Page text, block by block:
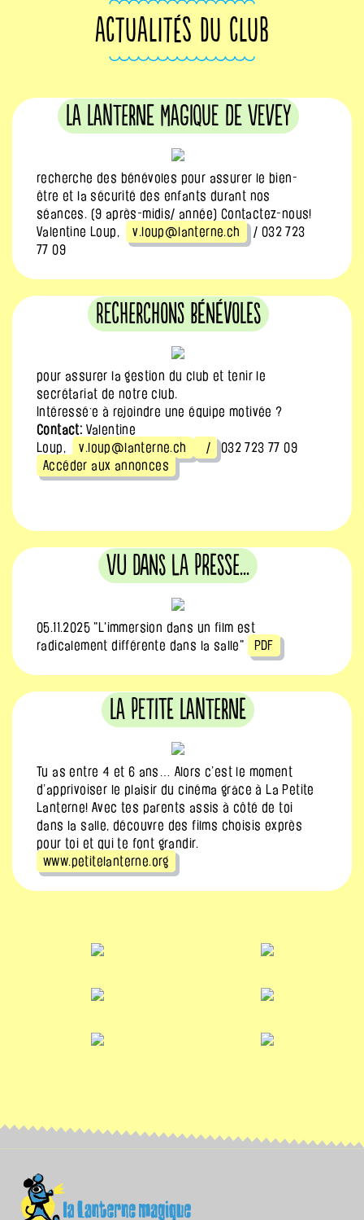
ACTUALITÉS DU CLUB
La Lanterne Magique de Vevey
recherche des bénévoles pour assurer le bien-
être et la sécurité des enfants durant nos
séances. (9 après-midis/ année) Contactez-nous!
Valentine Loup,
v.loup@lanterne.ch
/ 032 723
77 09
Recherchons bénévoles
pour assurer la gestion du club et tenir le
secrétariat de notre club.
Intéressé·e à rejoindre une équipe motivée ?
Contact: Valentine
Loup,
v.loup@lanterne.ch /
032 723 77 09
Accéder aux annonces
Vu dans la Presse...
05.11.2025 "L'immersion dans un film est
radicalement différente dans la salle"
PDF
La Petite Lanterne
Tu as entre 4 et 6 ans… Alors c’est le moment
d’apprivoiser le plaisir du cinéma grâce à La Petite
Lanterne! Avec tes parents assis à côté de toi
dans la salle, découvre des films choisis exprès
pour toi et qui te font grandir.
www.petitelanterne.org